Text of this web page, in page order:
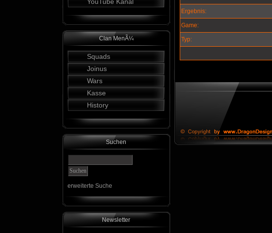
Clan MenÃ¼
Squads
Joinus
Wars
Kasse
History
Suchen
erweiterte Suche
Newsletter
Ergebnis:
Game:
Typ: